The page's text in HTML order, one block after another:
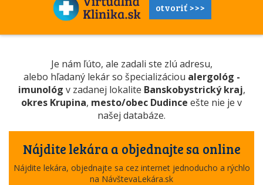
otvoriť >>>
Je nám ľúto, ale zadali ste zlú adresu,
alebo hľadaný lekár so špecializáciou alergológ -
imunológ v zadanej lokalite Banskobystrický kraj,
okres Krupina, mesto/obec Dudince ešte nie je v
našej databáze.
Nájdite lekára a objednajte sa online
Nájdite lekára, objednajte sa cez internet jednoducho a rýchlo
na NávštevaLekára.sk